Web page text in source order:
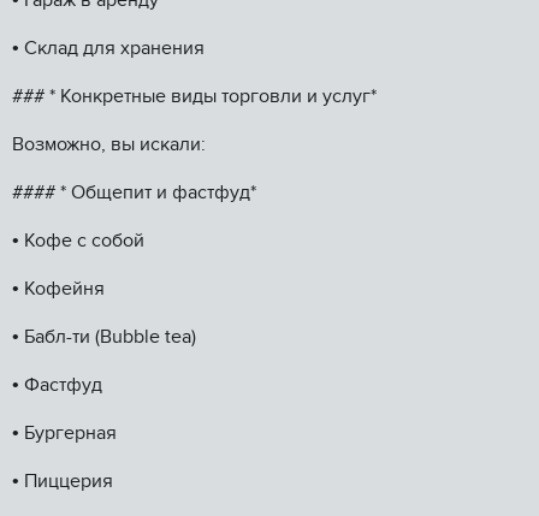
•⁠ ⁠Склад для хранения
### *️ Конкретные виды торговли и услуг*
Возможно, вы искали:
#### *️ Общепит и фастфуд*
•⁠ ⁠Кофе с собой
•⁠ ⁠Кофейня
•⁠ ⁠Бабл-ти (Вubblе tеа)
•⁠ ⁠Фастфуд
•⁠ ⁠Бургерная
•⁠ ⁠Пиццерия